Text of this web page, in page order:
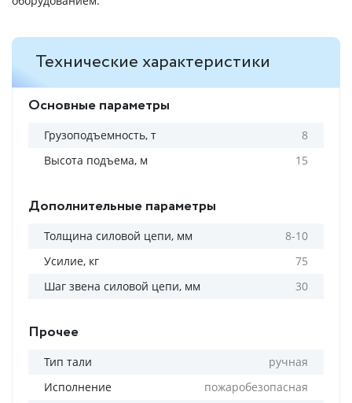
Технические характеристики
Основные параметры
Грузоподъемность, т
8
Высота подъема, м
15
Дополнительные параметры
Толщина силовой цепи, мм
8-10
Усилие, кг
75
Шаг звена силовой цепи, мм
30
Прочее
Тип тали
ручная
Исполнение
пожаробезопасная